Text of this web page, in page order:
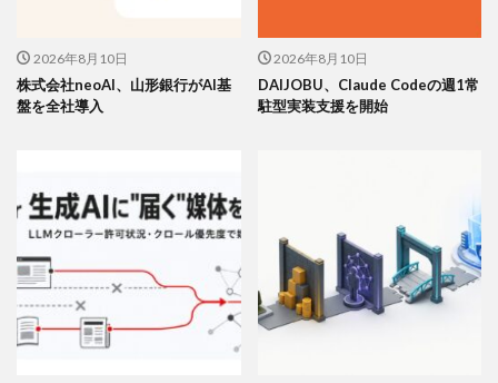
2026年8月10日
株式会社neoAI、山形銀行がAI基
盤を全社導入
2026年8月10日
DAIJOBU、Claude Codeの週1常
駐型実装支援を開始